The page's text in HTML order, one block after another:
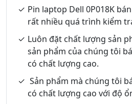
Pin laptop Dell 0P018K
rất nhiều quá trình kiểm
Luôn đặt chất lượng sản
sản phẩm của chúng tôi
có chất lượng cao.
Sản phẩm mà chúng tôi
có chất lượng cao với độ